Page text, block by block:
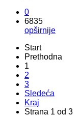
0
6835
opširnije
Start
Prethodna
1
2
3
Sledeća
Kraj
Strana 1 od 3